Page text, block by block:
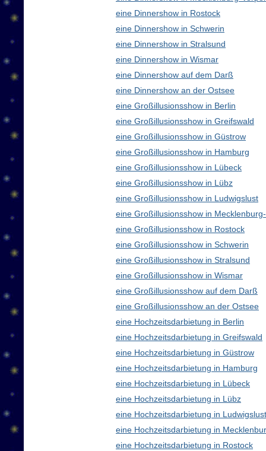
eine Dinnershow in Rostock
eine Dinnershow in Schwerin
eine Dinnershow in Stralsund
eine Dinnershow in Wismar
eine Dinnershow auf dem Darß
eine Dinnershow an der Ostsee
eine Großillusionsshow in Berlin
eine Großillusionsshow in Greifswald
eine Großillusionsshow in Güstrow
eine Großillusionsshow in Hamburg
eine Großillusionsshow in Lübeck
eine Großillusionsshow in Lübz
eine Großillusionsshow in Ludwigslust
eine Großillusionsshow in
eine Großillusionsshow in Rostock
eine Großillusionsshow in Schwerin
eine Großillusionsshow in Stralsund
eine Großillusionsshow in Wismar
eine Großillusionsshow auf dem Darß
eine Großillusionsshow an der Ostsee
eine Hochzeitsdarbietung in Berlin
eine Hochzeitsdarbietung in Greifswald
eine Hochzeitsdarbietung in Güstrow
eine Hochzeitsdarbietung in Hamburg
eine Hochzeitsdarbietung in Lübeck
eine Hochzeitsdarbietung in Lübz
eine Hochzeitsdarbietung in Ludwigslust
eine Hochzeitsdarbietung in
eine Hochzeitsdarbietung in Rostock